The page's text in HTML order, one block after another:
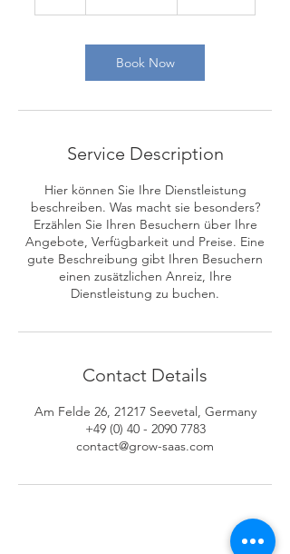
Book Now
Service Description
Hier können Sie Ihre Dienstleistung
beschreiben. Was macht sie besonders?
Erzählen Sie Ihren Besuchern über Ihre
Angebote, Verfügbarkeit und Preise. Eine
gute Beschreibung gibt Ihren Besuchern
einen zusätzlichen Anreiz, Ihre
Dienstleistung zu buchen.
Contact Details
Am Felde 26, 21217 Seevetal, Germany
+49 (0) 40 - 2090 7783
contact@grow-saas.com